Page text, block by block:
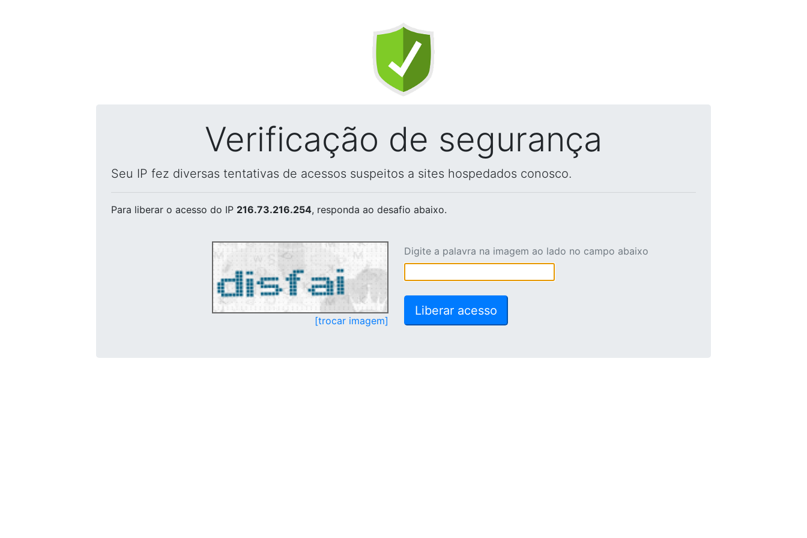
Verificação de segurança
Seu IP fez diversas tentativas de acessos suspeitos a sites hospedados conosco.
Para liberar o acesso do IP 216.73.216.254, responda ao desafio abaixo.
[trocar imagem]
Digite a palavra na imagem ao lado no campo abaixo